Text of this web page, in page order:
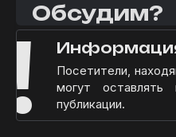
Обсудим?
! Посетители,
могут оставлять
публикации.